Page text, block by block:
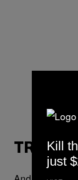
Fotografia
Kill
just